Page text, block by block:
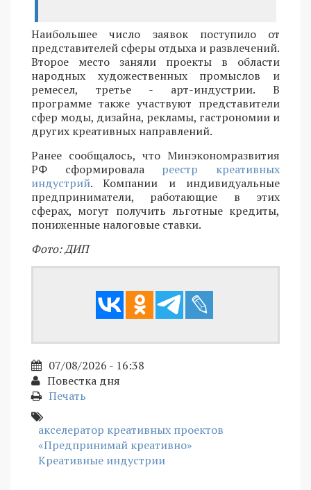
Наибольшее число заявок поступило от
представителей сферы отдыха и развлечений.
Второе место заняли проекты в области
народных художественных промыслов и
ремесел, третье - арт-индустрии. В
программе также участвуют представители
сфер моды, дизайна, рекламы, гастрономии и
других креативных направлений.
Ранее сообщалось, что Минэкономразвития
РФ сформировала реестр креативных
индустрий. Компании и индивидуальные
предприниматели, работающие в этих
сферах, могут получить льготные кредиты,
пониженные налоговые ставки.
Фото: ДИП
07/08/2026 - 16:38
Повестка дня
Печать
акселератор креативных проектов
«Предпринимай креативно»
Креативные индустрии